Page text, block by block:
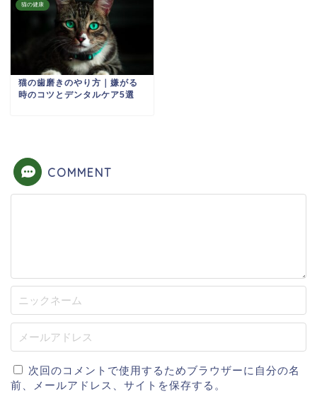
猫の健康
猫の歯磨きのやり方｜嫌がる
時のコツとデンタルケア5選
COMMENT
次回のコメントで使用するためブラウザーに自分の名
前、メールアドレス、サイトを保存する。